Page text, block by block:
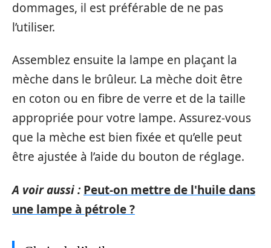
dommages, il est préférable de ne pas
l’utiliser.
Assemblez ensuite la lampe en plaçant la
mèche dans le brûleur. La mèche doit être
en coton ou en fibre de verre et de la taille
appropriée pour votre lampe. Assurez-vous
que la mèche est bien fixée et qu’elle peut
être ajustée à l’aide du bouton de réglage.
A voir aussi : Peut-on mettre de l'huile dans
une lampe à pétrole ?